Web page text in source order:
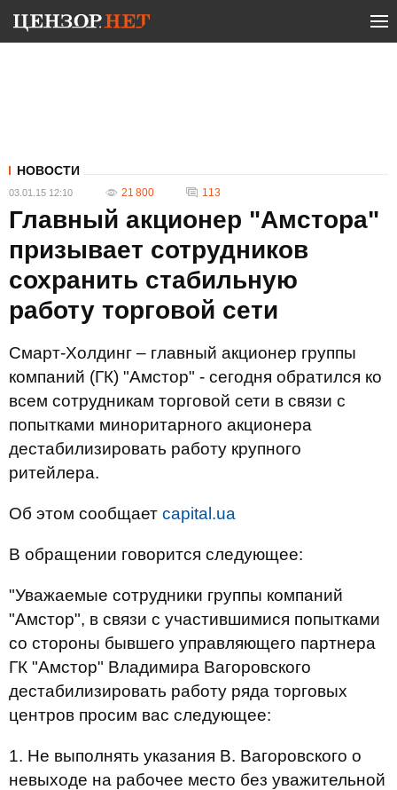
НОВОСТИ
03.01.15 12:10 21 800 113
Главный акционер "Амстора"
призывает сотрудников
сохранить стабильную
работу торговой сети
Смарт-Холдинг – главный акционер группы
компаний (ГК) "Амстор" - сегодня обратился ко
всем сотрудникам торговой сети в связи с
попытками миноритарного акционера
дестабилизировать работу крупного
ритейлера.
Об этом сообщает capital.ua
В обращении говорится следующее:
"Уважаемые сотрудники группы компаний
"Амстор", в связи с участившимися попытками
со стороны бывшего управляющего партнера
ГК "Амстор" Владимира Вагоровского
дестабилизировать работу ряда торговых
центров просим вас следующее:
1. Не выполнять указания В. Вагоровского о
невыходе на рабочее место без уважительной